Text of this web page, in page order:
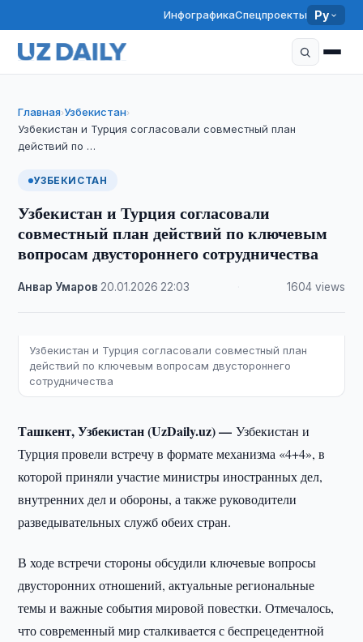
ИнфографикаСпецпроекты Ру
Главная›Узбекистан›
Узбекистан и Турция согласовали совместный план
действий по …
УЗБЕКИСТАН
Узбекистан и Турция согласовали
совместный план действий по ключевым
вопросам двустороннего сотрудничества
Анвар Умаров 20.01.2026 22:03 1604 views
Узбекистан и Турция согласовали совместный план
действий по ключевым вопросам двустороннего
сотрудничества
Ташкент, Узбекистан (UzDaily.uz) —Узбекистан и
Турция провели встречу в формате механизма «4+4», в
которой приняли участие министры иностранных дел,
внутренних дел и обороны, а также руководители
разведывательных служб обеих стран.
В ходе встречи стороны обсудили ключевые вопросы
двусторонних отношений, актуальные региональные
темы и важные события мировой повестки. Отмечалось,
что современный мир сталкивается с беспрецедентной